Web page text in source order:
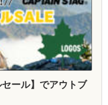
ール】でアウトブ